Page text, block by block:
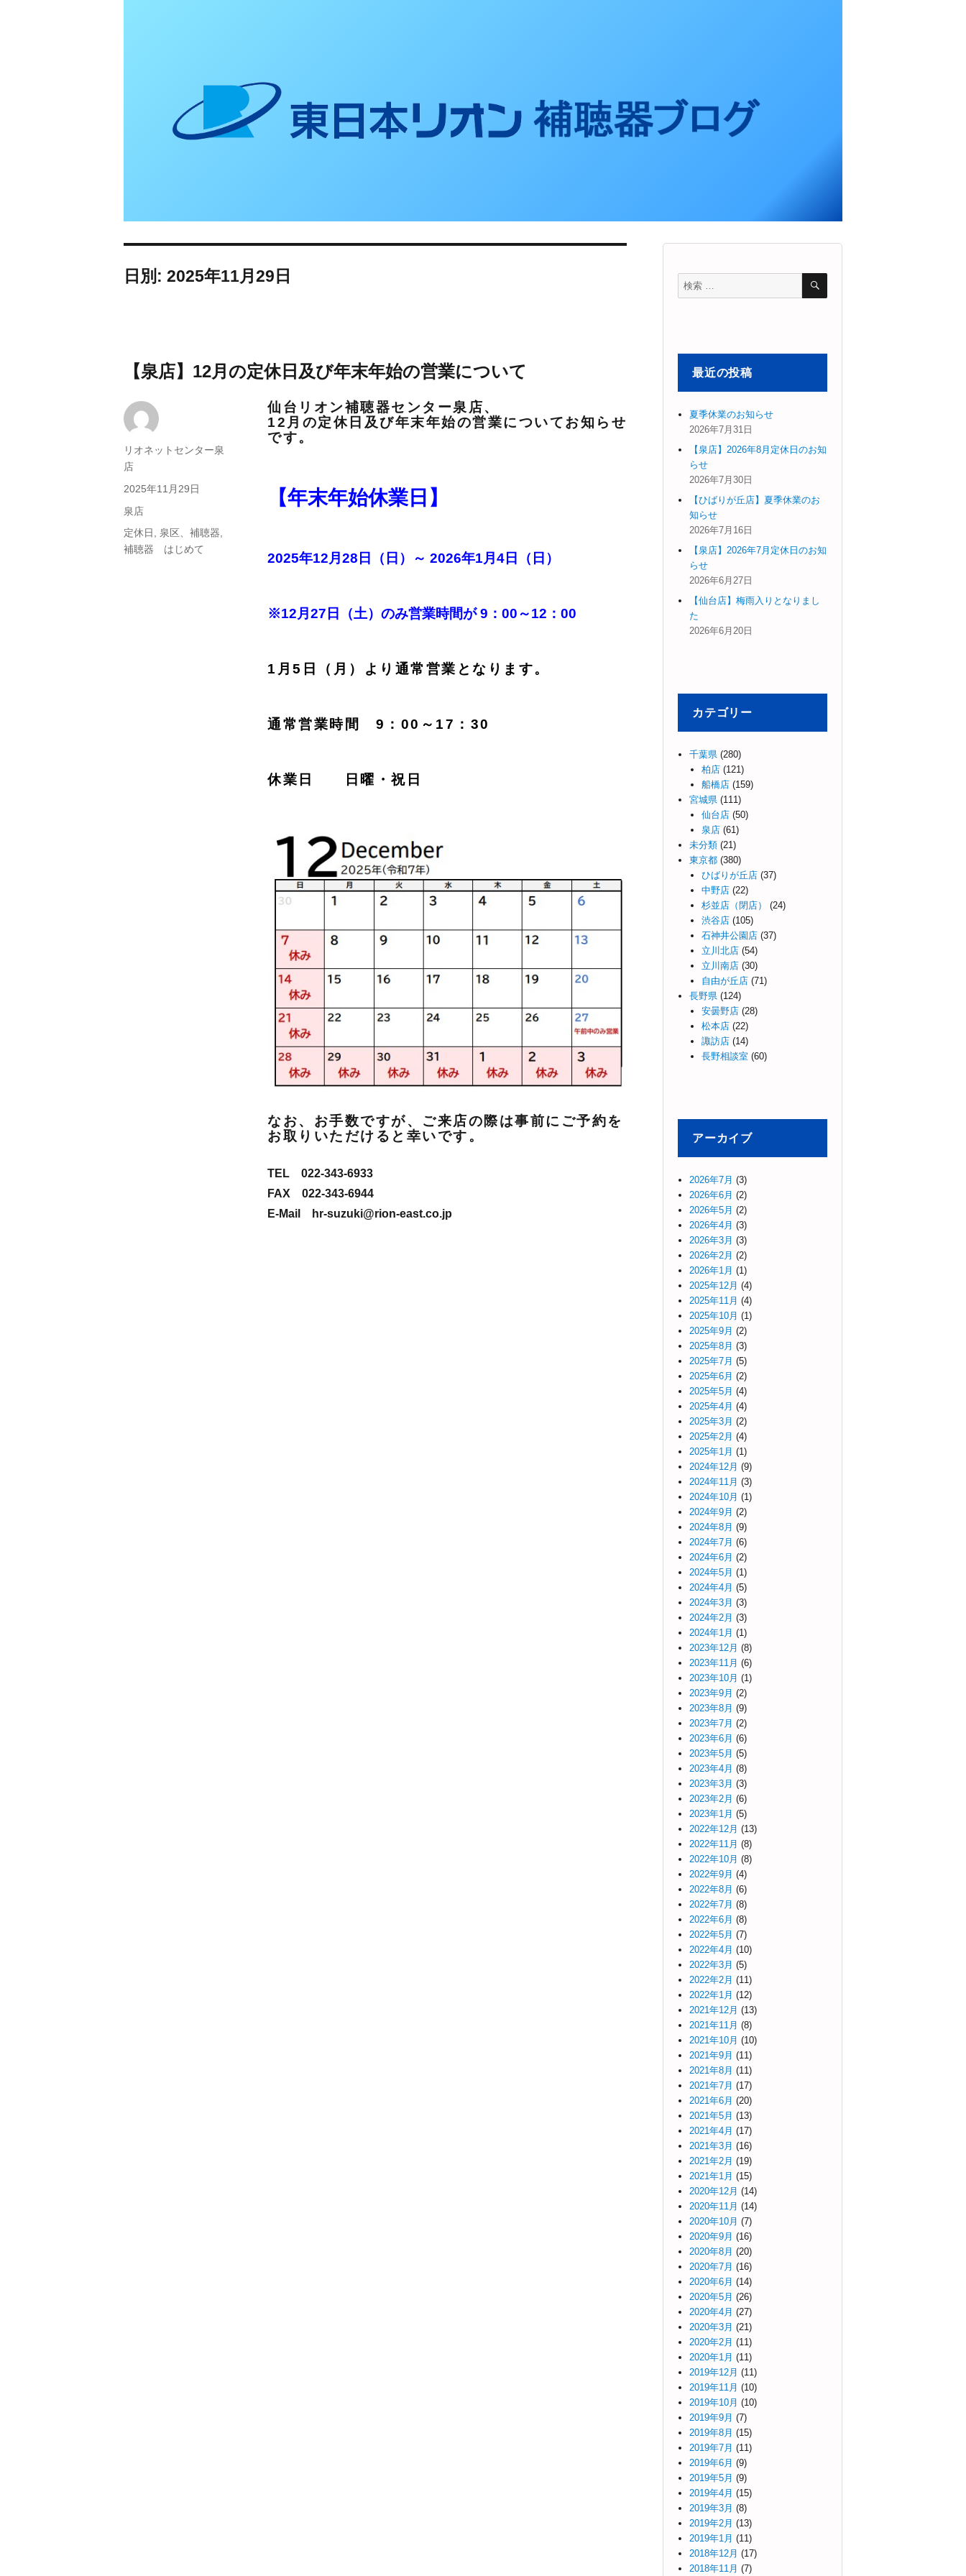
日別: 2025年11月29日
【泉店】12月の定休日及び年末年始の営業について
仙台リオン補聴器センター泉店、
12月の定休日及び年末年始の営業についてお知らせ
です。
【年末年始休業日】
2025年12月28日（日）～ 2026年1月4日（日 ）
※12月27日（土）のみ営業時間が 9：00～12：00
1月5日（月）より通常営業となります。
通常営業時間 9：00～17：30
休業日 日曜・祝日
なお、お手数ですが、ご来店の際は事前にご予約を
お取りいただけると幸いです。
TEL 022-343-6933
FAX 022-343-6944
E-Mail hr-suzuki@rion-east.co.jp
投
稿
者
リオネットセンター泉
店
投
稿
2025年11月29日
カ
テ
ゴ
泉店
タ
グ
定休日, 泉区、補聴器,
補聴器 はじめて
検
索
検
最近の投稿
夏季休業のお知らせ
2026年7月31日
【泉店】2026年8月定休日のお知
らせ
2026年7月30日
【ひばりが丘店】夏季休業のお
知らせ
2026年7月16日
【泉店】2026年7月定休日のお知
らせ
2026年6月27日
【仙台店】梅雨入りとなりまし
た
2026年6月20日
カテゴリー
千葉県 (280)
柏店(121)
船橋店(159)
宮城県 (111)
仙台店(50)
泉店(61)
未分類 (21)
東京都 (380)
ひばりが丘店(37)
中野店(22)
杉並店（閉店）
(24)
渋谷店(105)
石神井公園店(37)
立川北店(54)
立川南店(30)
自由が丘店(71)
長野県 (124)
安曇野店(28)
松本店(22)
諏訪店(14)
長野相談室(60)
アーカイブ
2026年7月 (3)
2026年6月 (2)
2026年5月 (2)
2026年4月 (3)
2026年3月 (3)
2026年2月 (2)
2026年1月 (1)
2025年12月 (4)
2025年11月 (4)
2025年10月 (1)
2025年9月 (2)
2025年8月 (3)
2025年7月 (5)
2025年6月 (2)
2025年5月 (4)
2025年4月 (4)
2025年3月 (2)
2025年2月 (4)
2025年1月 (1)
2024年12月 (9)
2024年11月 (3)
2024年10月 (1)
2024年9月 (2)
2024年8月 (9)
2024年7月 (6)
2024年6月 (2)
2024年5月 (1)
2024年4月 (5)
2024年3月 (3)
2024年2月 (3)
2024年1月 (1)
2023年12月 (8)
2023年11月 (6)
2023年10月 (1)
2023年9月 (2)
2023年8月 (9)
2023年7月 (2)
2023年6月 (6)
2023年5月 (5)
2023年4月 (8)
2023年3月 (3)
2023年2月 (6)
2023年1月 (5)
2022年12月 (13)
2022年11月 (8)
2022年10月 (8)
2022年9月 (4)
2022年8月 (6)
2022年7月 (8)
2022年6月 (8)
2022年5月 (7)
2022年4月 (10)
2022年3月 (5)
2022年2月 (11)
2022年1月 (12)
2021年12月 (13)
2021年11月 (8)
2021年10月 (10)
2021年9月 (11)
2021年8月 (11)
2021年7月 (17)
2021年6月 (20)
2021年5月 (13)
2021年4月 (17)
2021年3月 (16)
2021年2月 (19)
2021年1月 (15)
2020年12月 (14)
2020年11月 (14)
2020年10月 (7)
2020年9月 (16)
2020年8月 (20)
2020年7月 (16)
2020年6月 (14)
2020年5月 (26)
2020年4月 (27)
2020年3月 (21)
2020年2月 (11)
2020年1月 (11)
2019年12月 (11)
2019年11月 (10)
2019年10月 (10)
2019年9月 (7)
2019年8月 (15)
2019年7月 (11)
2019年6月 (9)
2019年5月 (9)
2019年4月 (15)
2019年3月 (8)
2019年2月 (13)
2019年1月 (11)
2018年12月 (17)
2018年11月 (7)